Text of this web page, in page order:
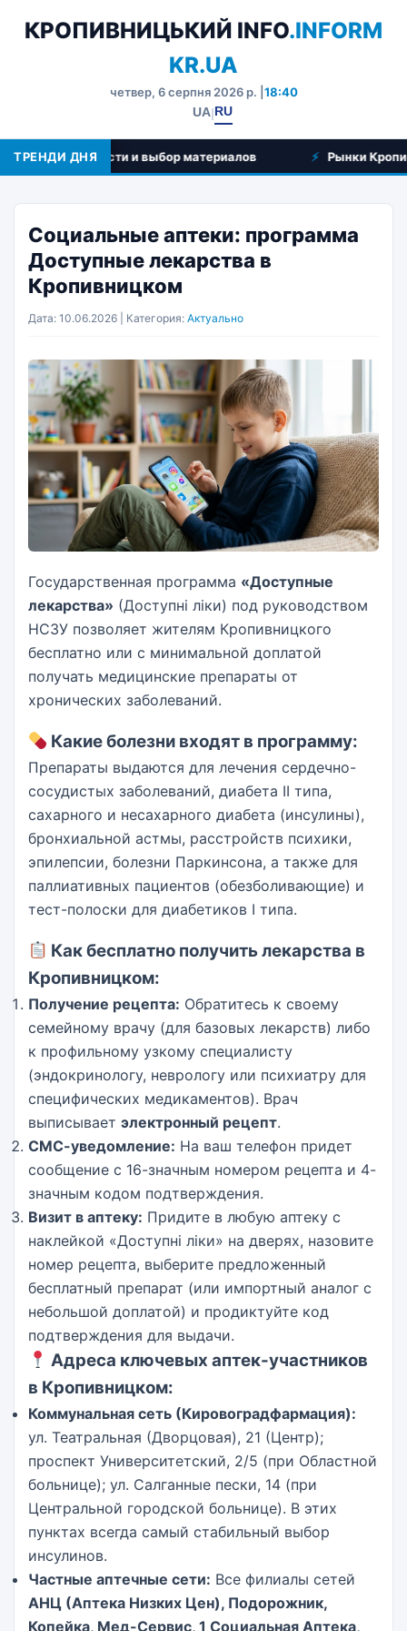
КРОПИВНИЦЬКИЙ INFO.INFORM
KR.UA
четвер, 6 серпня 2026 р. | 18:40
UA|RU
ТРЕНДИ ДНЯи выбор материалов Рынки
Социальные аптеки: программа
Доступные лекарства в
Кропивницком
Дата: 10.06.2026 | Категория: Актуально
Государственная программа «Доступные
лекарства» (Доступні ліки) под руководством
НСЗУ позволяет жителям Кропивницкого
бесплатно или с минимальной доплатой
получать медицинские препараты от
хронических заболеваний.
Какие болезни входят в программу:
Препараты выдаются для лечения сердечно-
сосудистых заболеваний, диабета II типа,
сахарного и несахарного диабета (инсулины),
бронхиальной астмы, расстройств психики,
эпилепсии, болезни Паркинсона, а также для
паллиативных пациентов (обезболивающие) и
тест-полоски для диабетиков I типа.
Как бесплатно получить лекарства в
Кропивницком:
Получение рецепта: Обратитесь к своему
семейному врачу (для базовых лекарств) либо
к профильному узкому специалисту
(эндокринологу, неврологу или психиатру для
специфических медикаментов). Врач
выписывает электронный рецепт.
СМС-уведомление: На ваш телефон придет
сообщение с 16-значным номером рецепта и 4-
значным кодом подтверждения.
Визит в аптеку: Придите в любую аптеку с
наклейкой «Доступні ліки» на дверях, назовите
номер рецепта, выберите предложенный
бесплатный препарат (или импортный аналог с
небольшой доплатой) и продиктуйте код
подтверждения для выдачи.
Адреса ключевых аптек-участников
в Кропивницком:
Коммунальная сеть (Кировоградфармация):
ул. Театральная (Дворцовая), 21 (Центр);
проспект Университетский, 2/5 (при Областной
больнице); ул. Салганные пески, 14 (при
Центральной городской больнице). В этих
пунктах всегда самый стабильный выбор
инсулинов.
Частные аптечные сети: Все филиалы сетей
АНЦ (Аптека Низких Цен), Подорожник,
Копейка, Мед-Сервис, 1 Социальная Аптека,